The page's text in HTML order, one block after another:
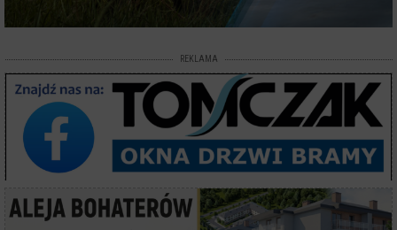
REKLAMA